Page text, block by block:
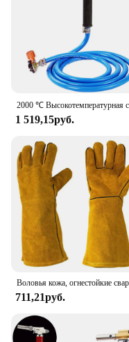
1 519,15руб.
711,21руб.